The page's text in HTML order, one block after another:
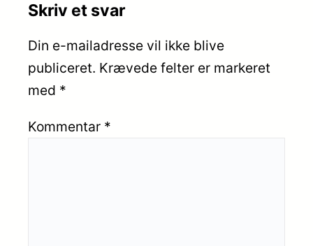
Skriv et svar
Din e-mailadresse vil ikke blive
publiceret. Krævede felter er markeret
med *
Kommentar *